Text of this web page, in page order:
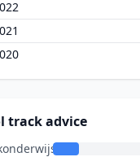
track advice